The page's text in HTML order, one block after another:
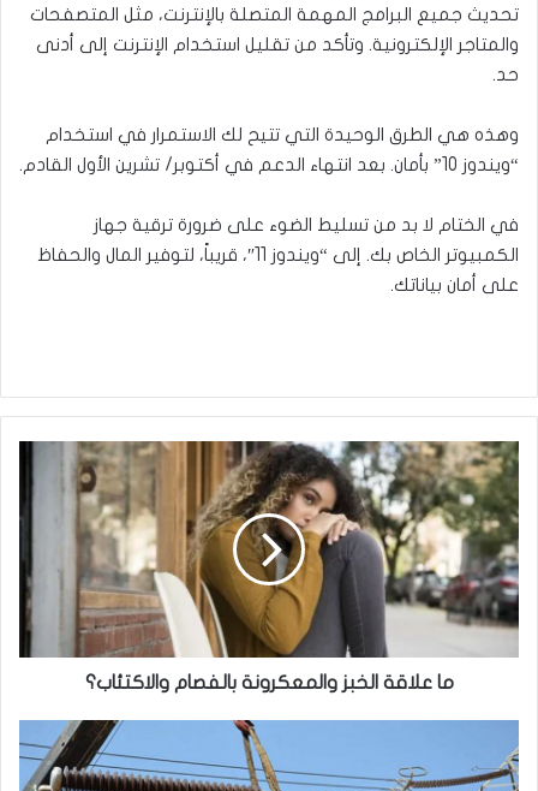
تحديث جميع البرامج المهمة المتصلة بالإنترنت، مثل المتصفحات
والمتاجر الإلكترونية. وتأكد من تقليل استخدام الإنترنت إلى أدنى
حد.
وهذه هي الطرق الوحيدة التي تتيح لك الاستمرار في استخدام
“ويندوز 10” بأمان. بعد انتهاء الدعم في أكتوبر/ تشرين الأول القادم.
في الختام لا بد من تسليط الضوء على ضرورة ترقية جهاز
الكمبيوتر الخاص بك. إلى “ويندوز 11″، قريباً، لتوفير المال والحفاظ
على أمان بياناتك.
ما
علاقة
الخبز
والمعكرونة
بالفصام
والاكتئاب؟
ما علاقة الخبز والمعكرونة بالفصام والاكتئاب؟
تتحرك
من